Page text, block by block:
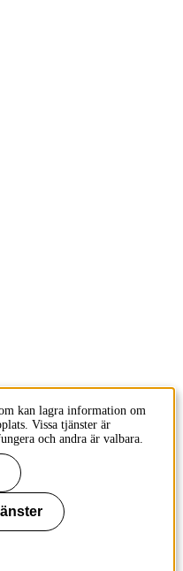
kan lagra information om
Vissa tjänster är
och andra är valbara.